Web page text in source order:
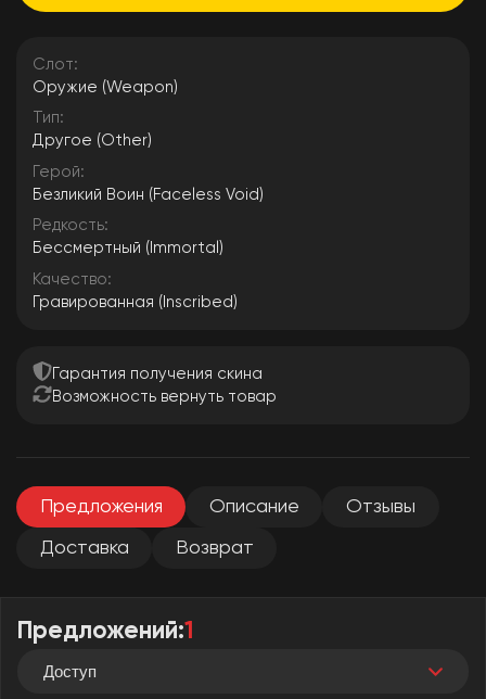
Слот:
Оружие (Weapon)
Тип:
Другое (Other)
Герой:
Безликий Воин (Faceless Void)
Редкость:
Бессмертный (Immortal)
Качество:
Гравированная (Inscribed)
Гарантия получения скина
Возможность вернуть товар
Предложения Описание Отзывы
Доставка Возврат
Предложений:1
Доступ